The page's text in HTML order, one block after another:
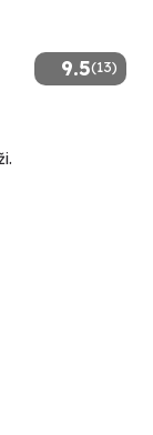
9.5(13)